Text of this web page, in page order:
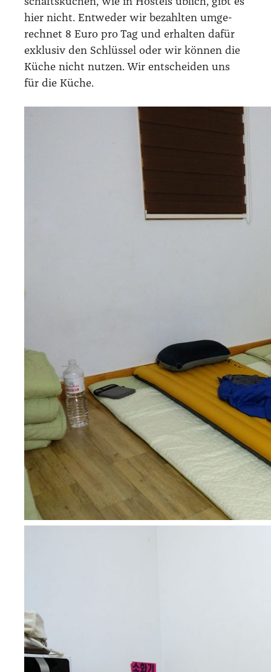
hier nicht. Ent­we­der wir bezahl­ten umge­
rech­net 8 Euro pro Tag und erhal­ten dafür
exklu­siv den Schlüs­sel oder wir kön­nen die
Küche nicht nut­zen. Wir ent­schei­den uns
für die Küche.